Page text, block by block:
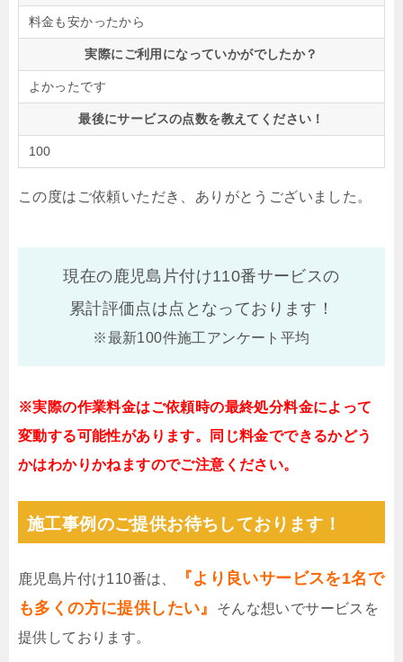
料金も安かったから
実際にご利用になっていかがでしたか？
よかったです
最後にサービスの点数を教えてください！
100
この度はご依頼いただき、ありがとうございました。
現在の鹿児島片付け110番サービスの
累計評価点は点となっております！
※最新100件施工アンケート平均
※実際の作業料金はご依頼時の最終処分料金によって
変動する可能性があります。同じ料金でできるかどう
かはわかりかねますのでご注意ください。
施工事例のご提供お待ちしております！
鹿児島片付け110番は、
『より良いサービスを1名で
も多くの方に提供したい』
そんな想いでサービスを
提供しております。